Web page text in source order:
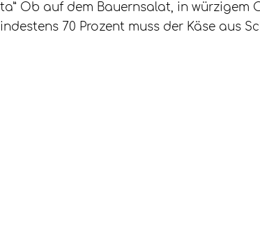
Ob auf dem Bauernsalat, in würzigem
70 Prozent muss der Käse aus